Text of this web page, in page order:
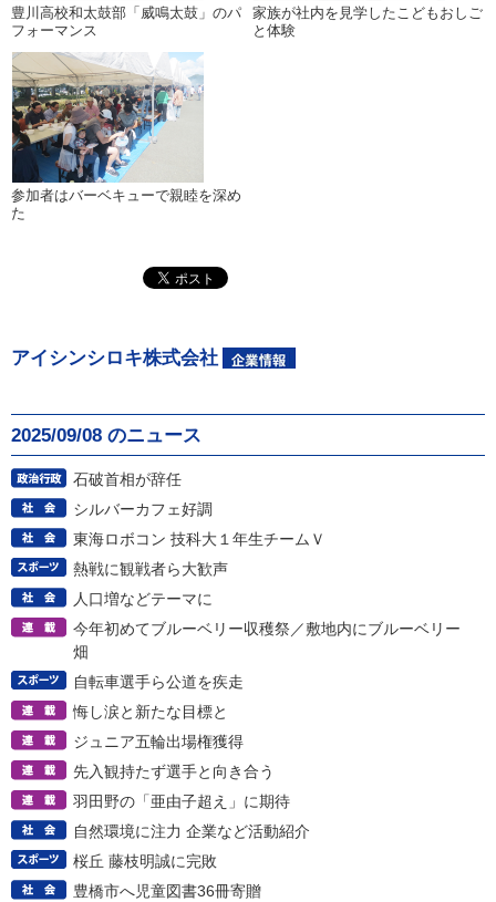
豊川高校和太鼓部「威鳴太鼓」のパ
フォーマンス
家族が社内を見学したこどもおしご
と体験
参加者はバーベキューで親睦を深め
た
アイシンシロキ株式会社
2025/09/08 のニュース
石破首相が辞任
シルバーカフェ好調
東海ロボコン 技科大１年生チームＶ
熱戦に観戦者ら大歓声
人口増などテーマに
今年初めてブルーベリー収穫祭／敷地内にブルーベリー
畑
自転車選手ら公道を疾走
悔し涙と新たな目標と
ジュニア五輪出場権獲得
先入観持たず選手と向き合う
羽田野の「亜由子超え」に期待
自然環境に注力 企業など活動紹介
桜丘 藤枝明誠に完敗
豊橋市へ児童図書36冊寄贈